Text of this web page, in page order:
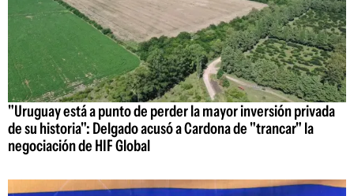
"Uruguay está a punto de perder la mayor inversión privada
de su historia": Delgado acusó a Cardona de "trancar" la
negociación de HIF Global